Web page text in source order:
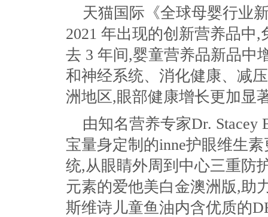
天猫国际《全球母婴行业
2021 年出现的创新营养品中
去 3 年间,婴童营养品新品中
和神经系统、消化健康、减
洲地区,眼部健康增长更加显
由知名营养专家Dr.
宝量身定制的inne护眼维生
统,从眼睛外周到中心三重防
元素的爱他美白金澳洲版,助
斯维诗儿童鱼油内含优质的